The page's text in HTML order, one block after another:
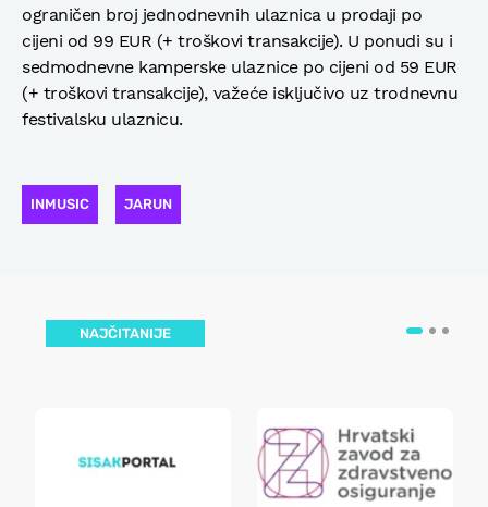
ograničen broj jednodnevnih ulaznica u prodaji po
cijeni od 99 EUR (+ troškovi transakcije). U ponudi su i
sedmodnevne kamperske ulaznice po cijeni od 59 EUR
(+ troškovi transakcije), važeće isključivo uz trodnevnu
festivalsku ulaznicu.
INMUSIC JARUN
NAJČITANIJE